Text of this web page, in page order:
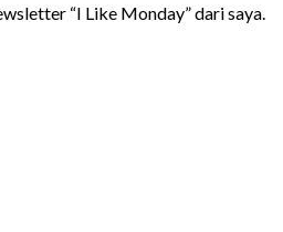
“I Like Monday” dari saya.